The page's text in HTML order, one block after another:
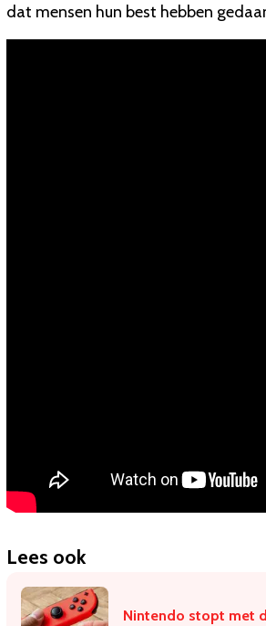
dat mensen hun best hebben
Lees ook
Nintendo stopt met